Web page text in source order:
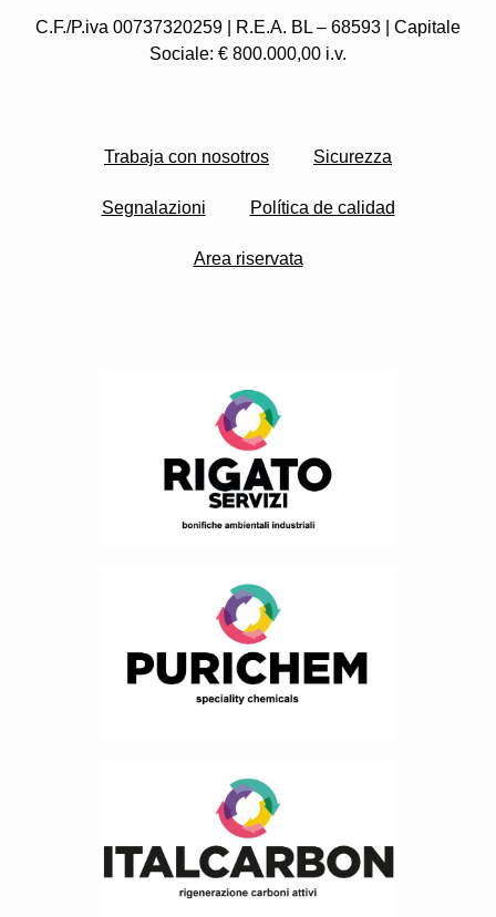
C.F./P.iva 00737320259 | R.E.A. BL – 68593 | Capitale
Sociale: € 800.000,00 i.v.
Trabaja con nosotros Sicurezza
Segnalazioni Política de calidad
Area riservata